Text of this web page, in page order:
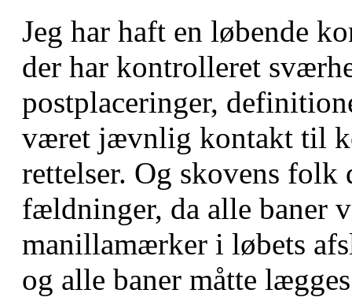
Jeg har haft en løbende
der har kontrolleret
postplaceringer,
været jævnlig kontakt til
rettelser. Og skovens
fældninger, da alle baner
manillamærker i løbets
og alle baner måtte